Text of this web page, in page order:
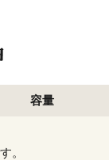
容量
。